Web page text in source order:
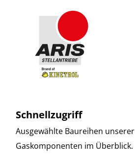
Schnellzugriff
Ausgewählte Baureihen unserer
Gaskomponenten im Überblick.